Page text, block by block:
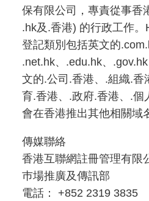
保有限公司，專責從事香
.hk及.香港) 的行政工作。
登記類別包括英文的
.net.hk、.edu.hk、
文的.公司.香港、.組織.香
育.香港、.政府.香港、.個
會在香港推出其他相關域
傳媒聯絡
香港互聯網註冊管理有限
巿場推廣及傳訊部
電話： +852 2319 3835